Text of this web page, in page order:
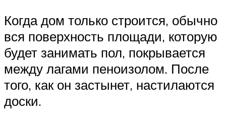
Когда дом только строится, обычно
вся поверхность площади, которую
будет занимать пол, покрывается
между лагами пеноизолом. После
того, как он застынет, настилаются
доски.